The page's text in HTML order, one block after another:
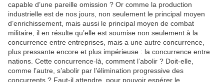
capable d’une pareille omission ? Or comme la production
industrielle est de nos jours, non seulement le principal moyen
d’enrichissement, mais aussi le principal moyen de combat
militaire, il en résulte qu’elle est soumise non seulement à la
concurrence entre entreprises, mais a une autre concurrence,
plus pressante encore et plus impérieuse : la concurrence entre
nations. Cette concurrence-là, comment l’abolir ? Doit-elle,
comme l’autre, s’abolir par l’élimination progressive des
concurrents ? Faut-il attendre, pour pouvoir espérer le